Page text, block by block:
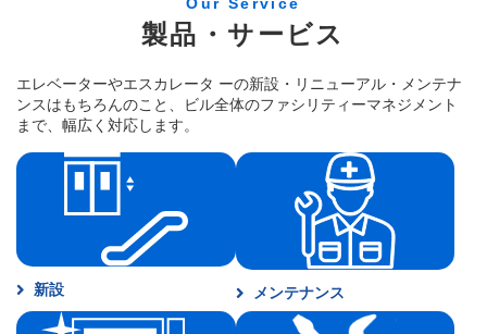
製品・サービス
エレベーターやエスカレータ ーの新設・リニューアル・メンテナ
ンスはもちろんのこと、ビル全体のファシリティーマネジメント
まで、幅広く対応します。
新設 メンテナンス